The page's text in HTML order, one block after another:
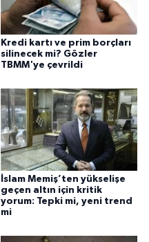
Kredi kartı ve prim borçları
silinecek mi? Gözler
TBMM'ye çevrildi
İslam Memiş’ten yükselişe
geçen altın için kritik
yorum: Tepki mi, yeni trend
mi